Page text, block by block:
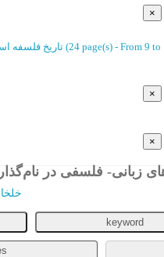
×
تاریخ‌ فلسفه‌(‎24 page(s) - From 9 to
×
×
keyword